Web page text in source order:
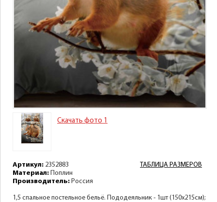
Скачать фото 1
ТАБЛИЦА РАЗМЕРОВ
Артикул: 2352883
Материал: Поплин
Производитель: Россия
1,5 спальное постельное бельё. Пододеяльник - 1шт (150х215см);